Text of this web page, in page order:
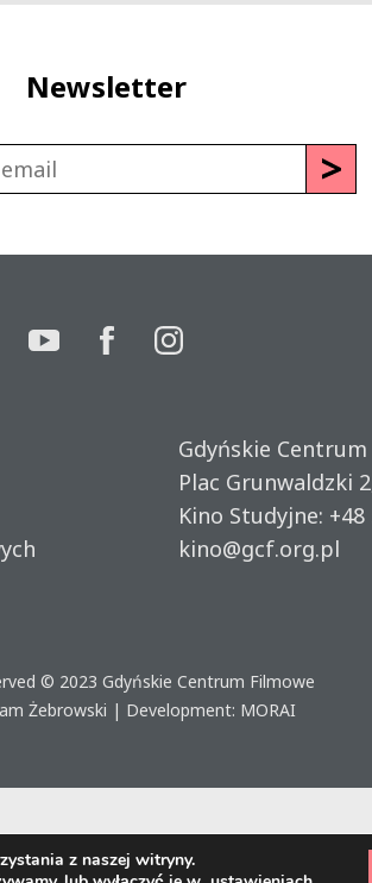
Newsletter
Gdyńskie
Plac Grunwaldzki
Kino Studyjne: +48
kino@gcf.org.pl
© 2023 Gdyńskie Centrum Filmowe
Żebrowski | Development: MORAI
z naszej witryny.